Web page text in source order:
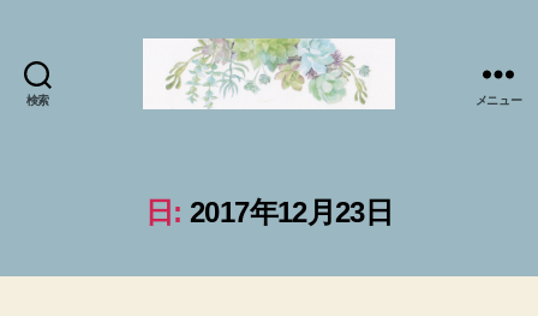
検索
ー
ル
ラ
メニュー
日: 2017年12月23日